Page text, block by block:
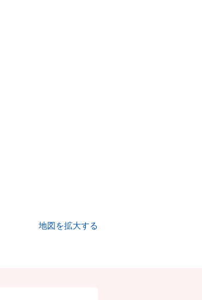
地図を拡大する